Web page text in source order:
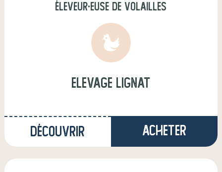
éleveur·euse de volailles
elevage lignat
Découvrir Acheter